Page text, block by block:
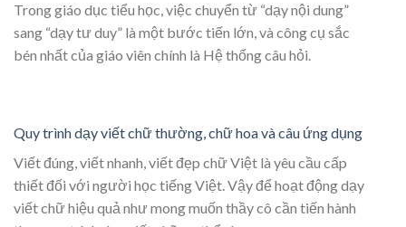
Trong giáo dục tiểu học, việc chuyển từ “dạy nội dung”
sang “dạy tư duy” là một bước tiến lớn, và công cụ sắc
bén nhất của giáo viên chính là Hệ thống câu hỏi.
Quy trình dạy viết chữ thường, chữ hoa và câu ứng dụng
Viết đúng, viết nhanh, viết đẹp chữ Việt là yêu cầu cấp
thiết đối với người học tiếng Việt. Vậy để hoạt động dạy
viết chữ hiệu quả như mong muốn thầy cô cần tiến hành